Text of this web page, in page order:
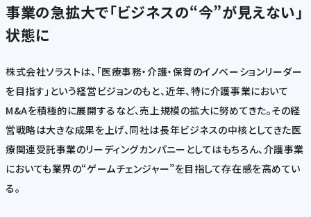
事業の急拡大で「ビジネスの“今”が見えない」
状態に
株式会社ソラストは、「医療事務・介護・保育のイノベーションリーダー
を目指す」という経営ビジョンのもと、近年、特に介護事業において
M&Aを積極的に展開するなど、売上規模の拡大に努めてきた。その経
営戦略は大きな成果を上げ、同社は長年ビジネスの中核としてきた医
療関連受託事業のリーディングカンパニーとしてはもちろん、介護事業
においても業界の“ゲームチェンジャー”を目指して存在感を高めてい
る。